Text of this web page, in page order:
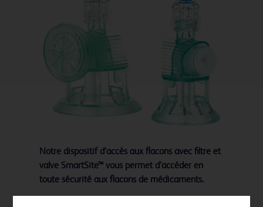
Notre dispositif d’accès aux flacons avec filtre et
valve SmartSite™ vous permet d’accéder en
toute sécurité aux flacons de médicaments.